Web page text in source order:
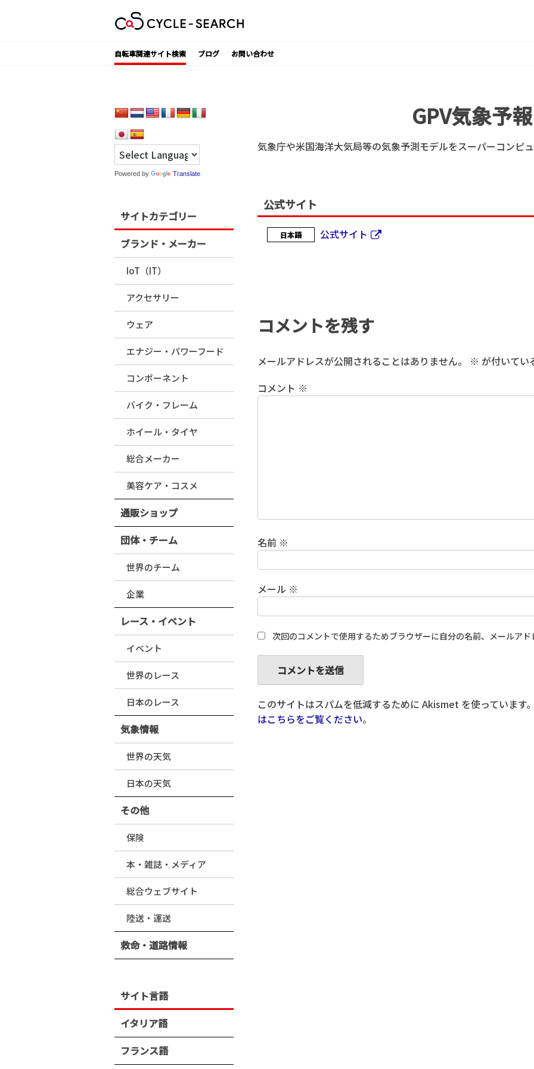
自転車関連サイト検索 ブログ お問い合わせ
GPV気象予報
気象庁や米国海洋大気局等の気象予測モデルをスーパーコンピ
公式サイト
日本語 公式サイト
コメントを残す
メールアドレスが公開されることはありません。 ※ が付いてい
コメント ※
名前 ※
メール ※
次回のコメントで使用するためブラウザーに自分の名前、メールアド
このサイトはスパムを低減するために Akismet を使っています。
はこちらをご覧ください。
Powered by Translate
サイトカテゴリー
ブランド・メーカー
IoT（IT）
アクセサリー
ウェア
エナジー・パワーフード
コンポーネント
バイク・フレーム
ホイール・タイヤ
総合メーカー
美容ケア・コスメ
通販ショップ
団体・チーム
世界のチーム
企業
レース・イベント
イベント
世界のレース
日本のレース
気象情報
世界の天気
日本の天気
その他
保険
本・雑誌・メディア
総合ウェブサイト
陸送・運送
救命・道路情報
サイト言語
イタリア語
フランス語